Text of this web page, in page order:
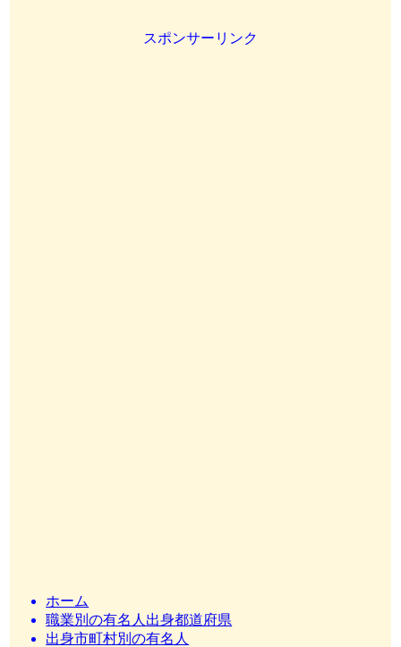
スポンサーリンク
ホーム
職業別の有名人出身都道府県
出身市町村別の有名人